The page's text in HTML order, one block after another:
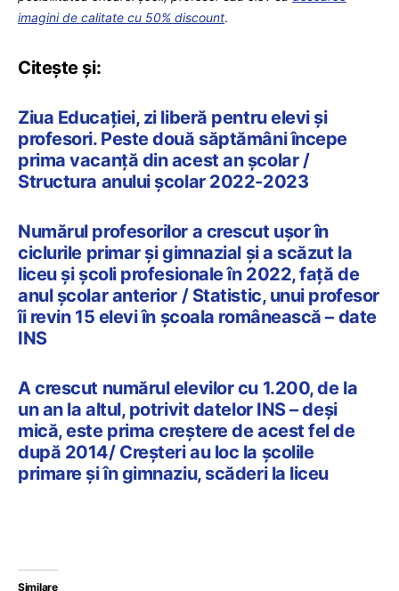
imagini de calitate cu 50% discount.
Citește și:
Ziua Educației, zi liberă pentru elevi și
profesori. Peste două săptămâni începe
prima vacanță din acest an școlar /
Structura anului școlar 2022-2023
Numărul profesorilor a crescut ușor în
ciclurile primar și gimnazial și a scăzut la
liceu și școli profesionale în 2022, față de
anul școlar anterior / Statistic, unui profesor
îi revin 15 elevi în școala românească – date
INS
A crescut numărul elevilor cu 1.200, de la
un an la altul, potrivit datelor INS – deși
mică, este prima creștere de acest fel de
după 2014/ Creșteri au loc la școlile
primare și în gimnaziu, scăderi la liceu
Similare